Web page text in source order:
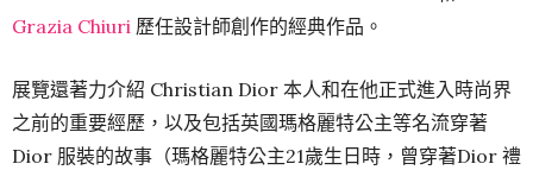
Grazia Chiuri 歷任設計師創作的經典作品。
展覽還著力介紹 Christian Dior 本人和在他正式進入時尚界
之前的重要經歷，以及包括英國瑪格麗特公主等名流穿著
Dior 服裝的故事（瑪格麗特公主21歲生日時，曾穿著Dior 禮